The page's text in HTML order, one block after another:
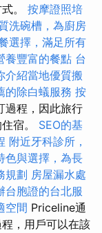
。 按摩證照培
洗碗槽，為廚房
選擇，滿足所有
養豐富的餐點 台
介紹當地優質搬
的除白蟻服務 按
過程，因此旅行
宿。 SEO的基
附近牙科診所，
色與選擇，為長
規劃 房屋漏水處
台胞證的台北服
空間 Priceline通
，用戶可以在該